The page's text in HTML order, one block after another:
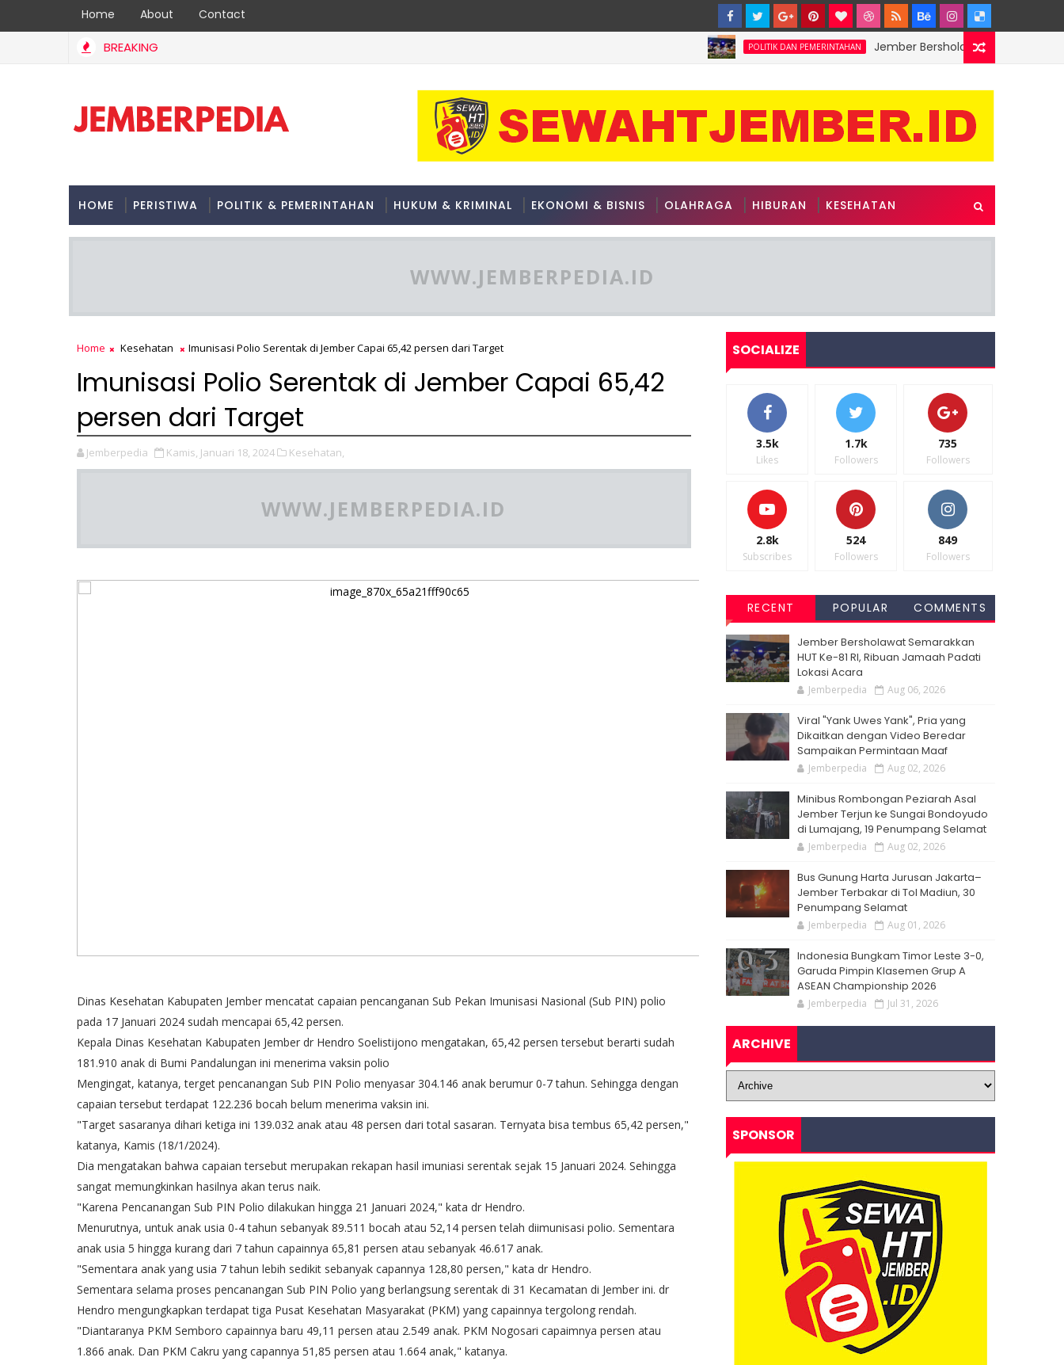
Home About Contact
BREAKING POLITIK DAN PEMERINTAHAN Jember Bersholawat Semarakkan HUT
HOME PERISTIWA POLITIK & PEMERINTAHAN HUKUM & KRIMINAL EKONOMI & BISNIS OLAHRAGA HIBURAN KESEHATAN
WWW.JEMBERPEDIA.ID
Home Kesehatan Imunisasi Polio Serentak di Jember Capai 65,42 persen dari Target
Imunisasi Polio Serentak di Jember Capai 65,42
persen dari Target
Jemberpedia Kamis, Januari 18, 2024 Kesehatan,
WWW.JEMBERPEDIA.ID
Dinas Kesehatan Kabupaten Jember mencatat capaian pencanganan Sub Pekan Imunisasi Nasional (Sub PIN) polio
pada 17 Januari 2024 sudah mencapai 65,42 persen.
Kepala Dinas Kesehatan Kabupaten Jember dr Hendro Soelistijono mengatakan, 65,42 persen tersebut berarti sudah
181.910 anak di Bumi Pandalungan ini menerima vaksin polio
Mengingat, katanya, terget pencanangan Sub PIN Polio menyasar 304.146 anak berumur 0-7 tahun. Sehingga dengan
capaian tersebut terdapat 122.236 bocah belum menerima vaksin ini.
"Target sasaranya dihari ketiga ini 139.032 anak atau 48 persen dari total sasaran. Ternyata bisa tembus 65,42 persen,"
katanya, Kamis (18/1/2024).
Dia mengatakan bahwa capaian tersebut merupakan rekapan hasil imuniasi serentak sejak 15 Januari 2024. Sehingga
sangat memungkinkan hasilnya akan terus naik.
"Karena Pencanangan Sub PIN Polio dilakukan hingga 21 Januari 2024," kata dr Hendro.
Menurutnya, untuk anak usia 0-4 tahun sebanyak 89.511 bocah atau 52,14 persen telah diimunisasi polio. Sementara
anak usia 5 hingga kurang dari 7 tahun capainnya 65,81 persen atau sebanyak 46.617 anak.
"Sementara anak yang usia 7 tahun lebih sedikit sebanyak capannya 128,80 persen," kata dr Hendro.
Sementara selama proses pencanangan Sub PIN Polio yang berlangsung serentak di 31 Kecamatan di Jember ini. dr
Hendro mengungkapkan terdapat tiga Pusat Kesehatan Masyarakat (PKM) yang capainnya tergolong rendah.
"Diantaranya PKM Semboro capainnya baru 49,11 persen atau 2.549 anak. PKM Nogosari capaimnya persen atau
1.866 anak. Dan PKM Cakru yang capannya 51,85 persen atau 1.664 anak," katanya.
SOCIALIZE
3.5k
Likes
1.7k
Followers
735
Followers
2.8k
Subscribes
524
Followers
849
Followers
RECENT POPULAR COMMENTS
Jember Bersholawat Semarakkan
HUT Ke-81 RI, Ribuan Jamaah Padati
Lokasi Acara
Jemberpedia Aug 06, 2026
Viral "Yank Uwes Yank", Pria yang
Dikaitkan dengan Video Beredar
Sampaikan Permintaan Maaf
Jemberpedia Aug 02, 2026
Minibus Rombongan Peziarah Asal
Jember Terjun ke Sungai Bondoyudo
di Lumajang, 19 Penumpang Selamat
Jemberpedia Aug 02, 2026
Bus Gunung Harta Jurusan Jakarta–
Jember Terbakar di Tol Madiun, 30
Penumpang Selamat
Jemberpedia Aug 01, 2026
Indonesia Bungkam Timor Leste 3-0,
Garuda Pimpin Klasemen Grup A
ASEAN Championship 2026
Jemberpedia Jul 31, 2026
ARCHIVE
SPONSOR